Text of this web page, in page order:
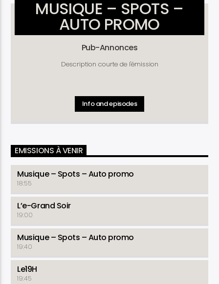
MUSIQUE – SPOTS –
AUTO PROMO
Pub-Annonces
Description courte de l'émission
Info and episodes
EMISSIONS À VENIR
Musique – Spots – Auto promo
18:55
L’e-Grand Soir
19:00
Musique – Spots – Auto promo
19:40
Le19H
19:45